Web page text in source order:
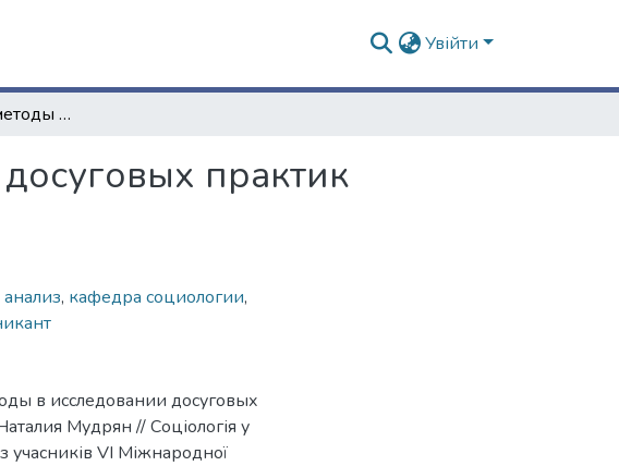
Увійти
Статистические методы в исследовании досуговых практик украинского студенчества
практик
, кафедра социологии,
в исследовании досуговых
Мудрян // Соціологія у
учасників VІ Міжнародної